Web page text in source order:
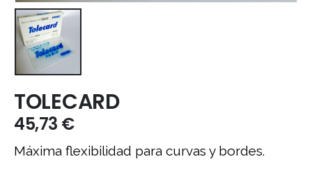
TOLECARD
45,73 €
Máxima flexibilidad para curvas y bordes.